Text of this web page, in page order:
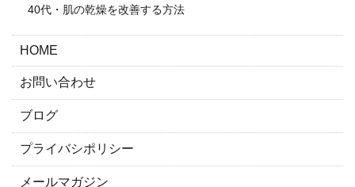
40代・肌の乾燥を改善する方法
HOME
お問い合わせ
ブログ
プライバシポリシー
メールマガジン